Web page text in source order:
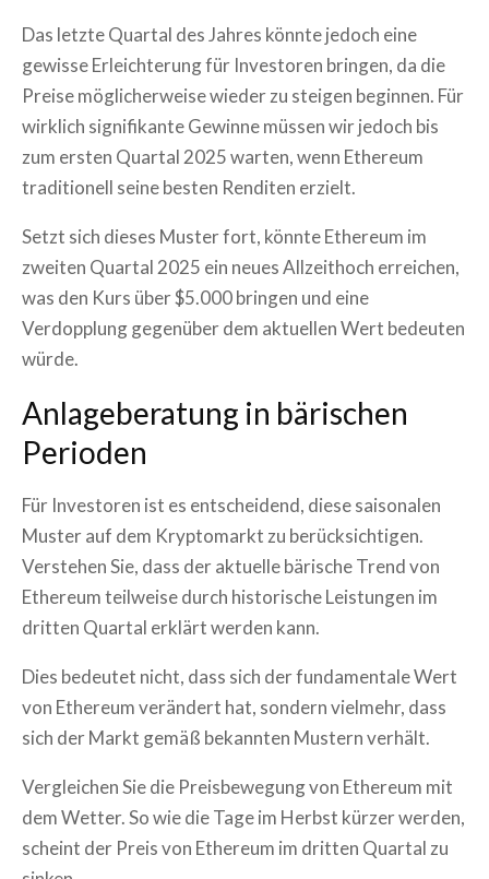
Das letzte Quartal des Jahres könnte jedoch eine
gewisse Erleichterung für Investoren bringen, da die
Preise möglicherweise wieder zu steigen beginnen. Für
wirklich signifikante Gewinne müssen wir jedoch bis
zum ersten Quartal 2025 warten, wenn Ethereum
traditionell seine besten Renditen erzielt.
Setzt sich dieses Muster fort, könnte Ethereum im
zweiten Quartal 2025 ein neues Allzeithoch erreichen,
was den Kurs über $5.000 bringen und eine
Verdopplung gegenüber dem aktuellen Wert bedeuten
würde.
Anlageberatung in bärischen
Perioden
Für Investoren ist es entscheidend, diese saisonalen
Muster auf dem Kryptomarkt zu berücksichtigen.
Verstehen Sie, dass der aktuelle bärische Trend von
Ethereum teilweise durch historische Leistungen im
dritten Quartal erklärt werden kann.
Dies bedeutet nicht, dass sich der fundamentale Wert
von Ethereum verändert hat, sondern vielmehr, dass
sich der Markt gemäß bekannten Mustern verhält.
Vergleichen Sie die Preisbewegung von Ethereum mit
dem Wetter. So wie die Tage im Herbst kürzer werden,
scheint der Preis von Ethereum im dritten Quartal zu